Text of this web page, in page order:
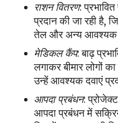
राशन वितरण:
प्रदान की जा रही है,
तेल और अन्य आवश्यक
मेडिकल कैंप: बाढ़
लगाकर बीमार लोगों
उन्हें आवश्यक दवाएं
आपदा प्रबंधन:
आपदा प्रबंधन में